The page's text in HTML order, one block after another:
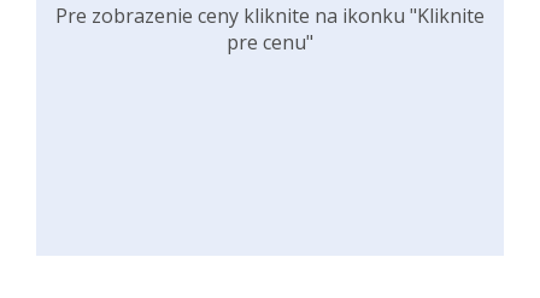
Pre zobrazenie ceny kliknite na ikonku "Kliknite
pre cenu"